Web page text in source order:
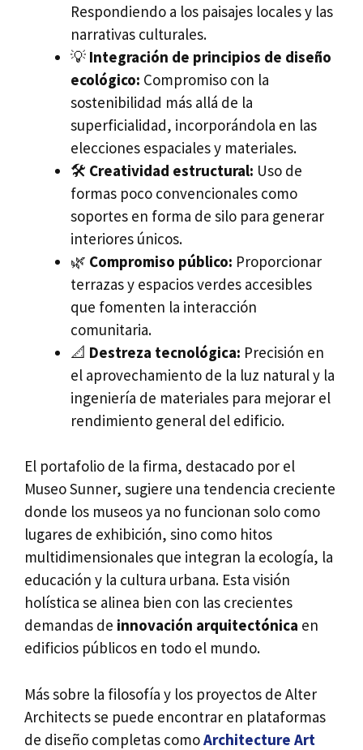
Respondiendo a los paisajes locales y las
narrativas culturales.
💡 Integración de principios de diseño
ecológico: Compromiso con la
sostenibilidad más allá de la
superficialidad, incorporándola en las
elecciones espaciales y materiales.
🛠️ Creatividad estructural: Uso de
formas poco convencionales como
soportes en forma de silo para generar
interiores únicos.
🌿 Compromiso público: Proporcionar
terrazas y espacios verdes accesibles
que fomenten la interacción
comunitaria.
📐 Destreza tecnológica: Precisión en
el aprovechamiento de la luz natural y la
ingeniería de materiales para mejorar el
rendimiento general del edificio.
El portafolio de la firma, destacado por el
Museo Sunner, sugiere una tendencia creciente
donde los museos ya no funcionan solo como
lugares de exhibición, sino como hitos
multidimensionales que integran la ecología, la
educación y la cultura urbana. Esta visión
holística se alinea bien con las crecientes
demandas de innovación arquitectónica en
edificios públicos en todo el mundo.
Más sobre la filosofía y los proyectos de Alter
Architects se puede encontrar en plataformas
de diseño completas comoArchitecture Art